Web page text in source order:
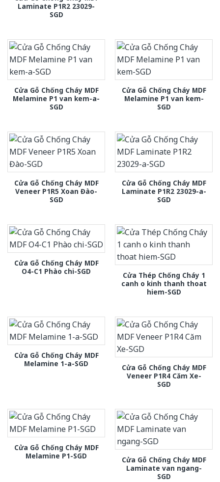
Laminate P1R2 23029-
SGD
Cửa Gỗ Chống Cháy MDF
Melamine P1 van kem-a-
SGD
Cửa Gỗ Chống Cháy MDF
Melamine P1 van kem-
SGD
Cửa Gỗ Chống Cháy MDF
Veneer P1R5 Xoan Đào-
SGD
Cửa Gỗ Chống Cháy MDF
Laminate P1R2 23029-a-
SGD
Cửa Gỗ Chống Cháy MDF
O4-C1 Phào chi-SGD
Cửa Thép Chống Cháy 1
canh o kinh thanh thoat
hiem-SGD
Cửa Gỗ Chống Cháy MDF
Melamine 1-a-SGD
Cửa Gỗ Chống Cháy MDF
Veneer P1R4 Căm Xe-
SGD
Cửa Gỗ Chống Cháy MDF
Melamine P1-SGD
Cửa Gỗ Chống Cháy MDF
Laminate van ngang-
SGD